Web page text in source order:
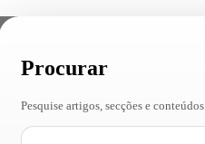
Procurar
Pesquise artigos, secções e conteúdos